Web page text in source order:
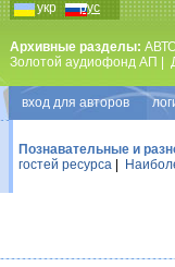
укр рус
Архивные разделы:
Золотой аудиофонд АП
вход для авторов
Познавательные и
гостей ресурса